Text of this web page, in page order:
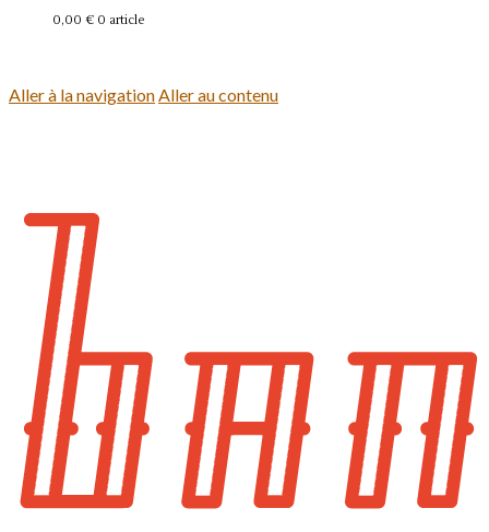
0,00 € 0 article
Aller à la navigationAller au contenu